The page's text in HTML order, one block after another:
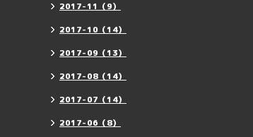
2017-11（9）
2017-10（14）
2017-09（13）
2017-08（14）
2017-07（14）
2017-06（8）